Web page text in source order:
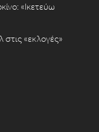
«Ικετεύω
«εκλογές»